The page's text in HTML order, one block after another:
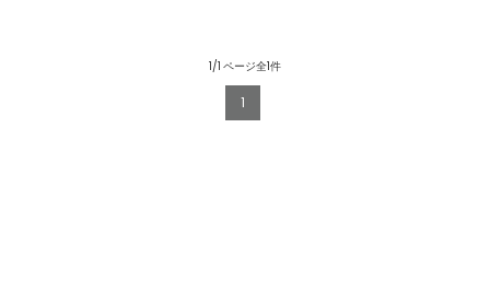
1/1 ページ全1件
1